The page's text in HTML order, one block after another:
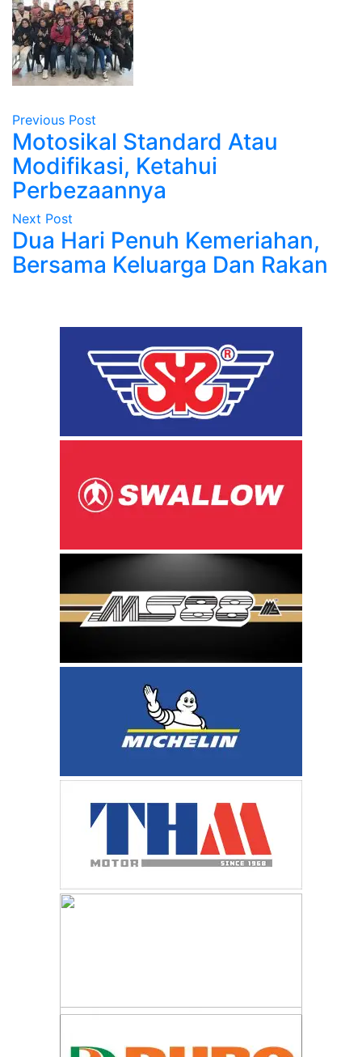
Previous Post
Motosikal Standard Atau
Modifikasi, Ketahui
Perbezaannya
Next Post
Dua Hari Penuh Kemeriahan,
Bersama Keluarga Dan Rakan